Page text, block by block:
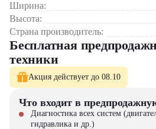
Автобетононасосы большой
Тяжелые автогрейдеры
Промышленные погрузчики
Многофункциональные платформы
"ЦТО" – партнер вашего
Прямые поставки с конвейера
Авторизованный сервисный центр
Ширина:
Высота:
Страна производитель:
Бесплатная
техники
Акция действует до 08.10
Что входит в
Диагностика всех систем
гидравлика и др.)